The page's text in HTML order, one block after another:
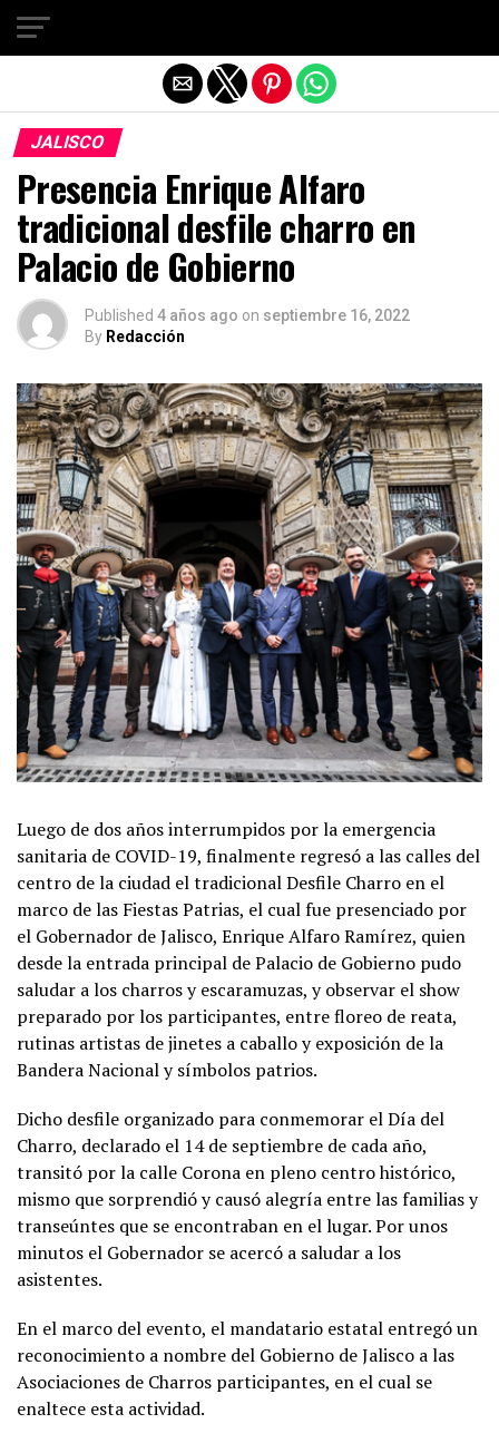
JALISCO
Presencia Enrique Alfaro
tradicional desfile charro en
Palacio de Gobierno
Published 4 años ago on septiembre 16, 2022
By Redacción
Luego de dos años interrumpidos por la emergencia
sanitaria de COVID-19, finalmente regresó a las calles del
centro de la ciudad el tradicional Desfile Charro en el
marco de las Fiestas Patrias, el cual fue presenciado por
el Gobernador de Jalisco, Enrique Alfaro Ramírez, quien
desde la entrada principal de Palacio de Gobierno pudo
saludar a los charros y escaramuzas, y observar el show
preparado por los participantes, entre floreo de reata,
rutinas artistas de jinetes a caballo y exposición de la
Bandera Nacional y símbolos patrios.
Dicho desfile organizado para conmemorar el Día del
Charro, declarado el 14 de septiembre de cada año,
transitó por la calle Corona en pleno centro histórico,
mismo que sorprendió y causó alegría entre las familias y
transeúntes que se encontraban en el lugar. Por unos
minutos el Gobernador se acercó a saludar a los
asistentes.
En el marco del evento, el mandatario estatal entregó un
reconocimiento a nombre del Gobierno de Jalisco a las
Asociaciones de Charros participantes, en el cual se
enaltece esta actividad.